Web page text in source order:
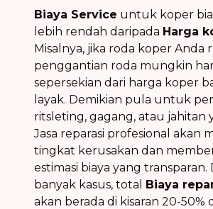
Biaya Service untuk koper
lebih rendah daripada Harga
Misalnya, jika roda koper Anda
penggantian roda mungkin
sepersekian dari harga koper
layak. Demikian pula untuk
ritsleting, gagang, atau jahitan
Jasa reparasi profesional akan
tingkat kerusakan dan
estimasi biaya yang transparan.
banyak kasus, total Biaya
akan berada di kisaran 20-50%